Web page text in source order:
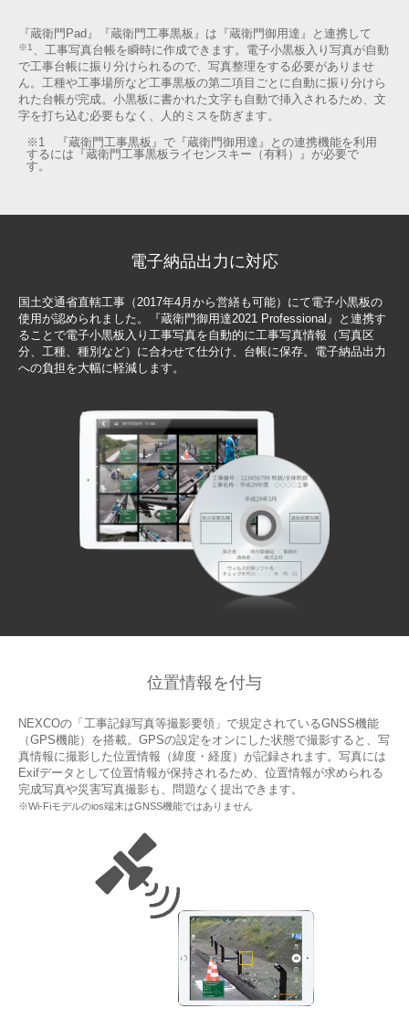
『蔵衛門Pad』『蔵衛門工事黒板』は『蔵衛門御用達』と連携して
※1 、工事写真台帳を瞬時に作成できます。電子小黒板入り写真が自動
で工事台帳に振り分けられるので、写真整理をする必要がありませ
ん。工種や工事場所など工事黒板の第二項目ごとに自動に振り分けら
れた台帳が完成。小黒板に書かれた文字も自動で挿入されるため、文
字を打ち込む必要もなく、人的ミスを防ぎます。
※1 『蔵衛門工事黒板』で『蔵衛門御用達』との連携機能を利用
するには『蔵衛門工事黒板ライセンスキー（有料）』が必要で
す。
電子納品出力に対応
国土交通省直轄工事（2017年4月から営繕も可能）にて電子小黒板の
使用が認められました。『蔵衛門御用達2021 Professional』と連携す
ることで電子小黒板入り工事写真を自動的に工事写真情報（写真区
分、工種、種別など）に合わせて仕分け、台帳に保存。電子納品出力
への負担を大幅に軽減します。
位置情報を付与
NEXCOの「工事記録写真等撮影要領」で規定されているGNSS機能
（GPS機能）を搭載。GPSの設定をオンにした状態で撮影すると、写
真情報に撮影した位置情報（緯度・経度）が記録されます。写真には
Exifデータとして位置情報が保持されるため、位置情報が求められる
完成写真や災害写真撮影も、問題なく提出できます。
※Wi-Fiモデルのios端末はGNSS機能ではありません